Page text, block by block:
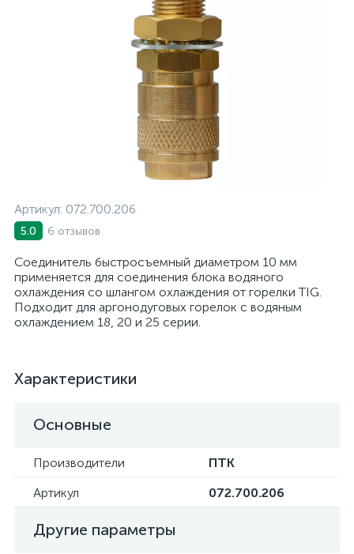
Артикул: 072.700.206
5.0 6 отзывов
Соединитель быстросъемный диаметром 10 мм
применяется для соединения блока водяного
охлаждения со шлангом охлаждения от горелки TIG.
Подходит для аргонодуговых горелок с водяным
охлаждением 18, 20 и 25 серии.
Характеристики
Основные
Производители
ПТК
Артикул
072.700.206
Другие параметры